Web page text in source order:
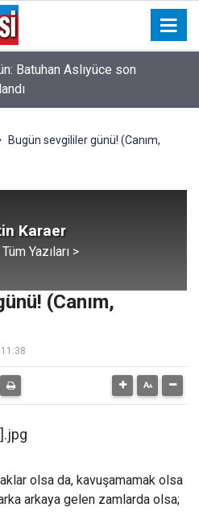
Batuhan Aslıyüce son
Bugün sevgililer günü! (Canım,
Karaer
Yazıları >
(Canım,
olsa da, kavuşamamak olsa
arkaya gelen zamlarda olsa;